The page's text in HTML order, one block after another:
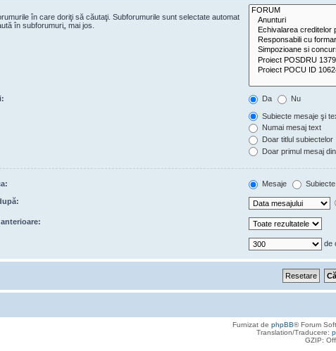
în care doriţi să căutaţi. Subforumurile sunt selectate automat
în subforumuri„ mai jos.
Da Nu
Subiecte mesaje şi
Numai mesaj text
Doar titlul subiectelor
Doar primul mesaj
Mesaje Subiecte
de
Furnizat de phpBB® Forum
Translation/Traducere:
GZIP: Off